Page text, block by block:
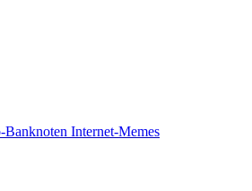
Banknoten Internet-Memes